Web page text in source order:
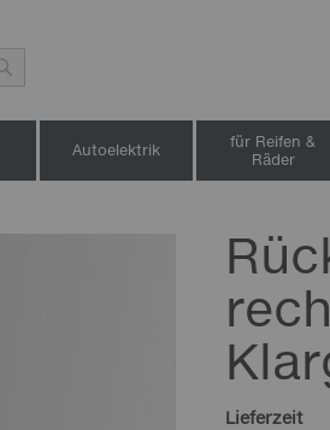
Autoelektrik
für Reifen &
Räder
Lieferzeit